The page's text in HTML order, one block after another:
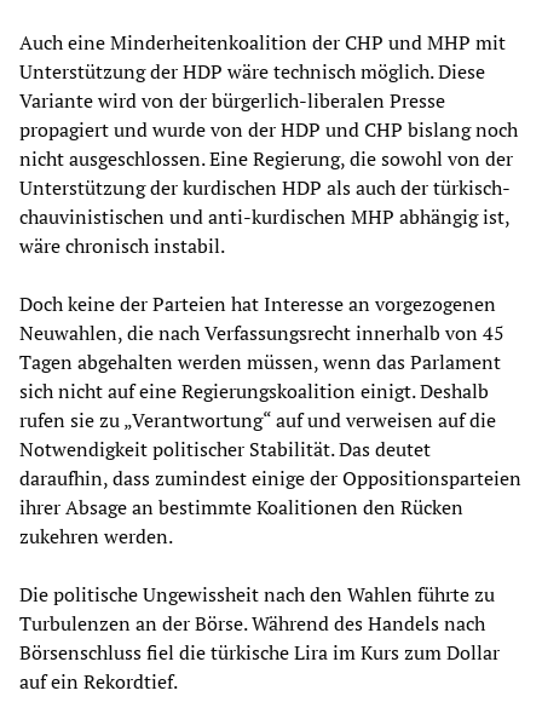
Auch eine Minderheitenkoalition der CHP und MHP mit
Unterstützung der HDP wäre technisch möglich. Diese
Variante wird von der bürgerlich-liberalen Presse
propagiert und wurde von der HDP und CHP bislang noch
nicht ausgeschlossen. Eine Regierung, die sowohl von der
Unterstützung der kurdischen HDP als auch der türkisch-
chauvinistischen und anti-kurdischen MHP abhängig ist,
wäre chronisch instabil.
Doch keine der Parteien hat Interesse an vorgezogenen
Neuwahlen, die nach Verfassungsrecht innerhalb von 45
Tagen abgehalten werden müssen, wenn das Parlament
sich nicht auf eine Regierungskoalition einigt. Deshalb
rufen sie zu „Verantwortung“ auf und verweisen auf die
Notwendigkeit politischer Stabilität. Das deutet
daraufhin, dass zumindest einige der Oppositionsparteien
ihrer Absage an bestimmte Koalitionen den Rücken
zukehren werden.
Die politische Ungewissheit nach den Wahlen führte zu
Turbulenzen an der Börse. Während des Handels nach
Börsenschluss fiel die türkische Lira im Kurs zum Dollar
auf ein Rekordtief.